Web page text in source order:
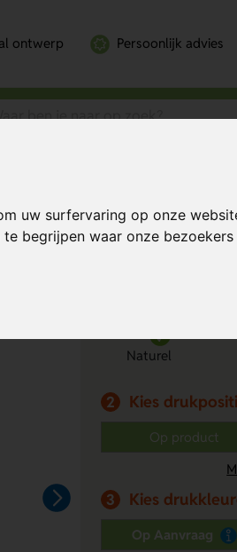
uw surfervaring op onze
begrijpen waar onze bezoekers
ontwerp Persoonlijk advies
Bereken mijn
Naturel
2 Kies
Op product
3 Kies
Op Aanvraag